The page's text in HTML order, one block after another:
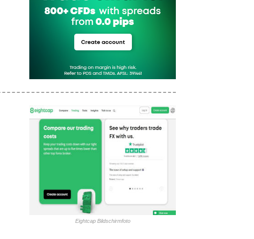
Eightcap Bildschirmfoto